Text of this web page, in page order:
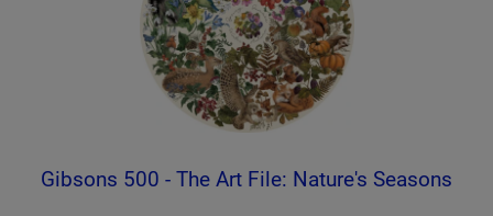
Gibsons 500 - The Art File: Nature's Seasons